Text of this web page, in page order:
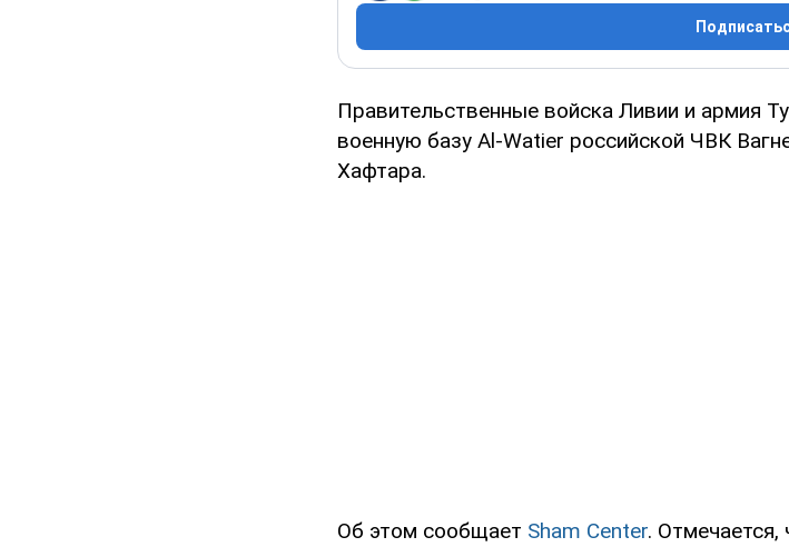
Правительственные войска Ливии и армия
военную базу Al-Watier российской ЧВК
Хафтара.
Об этом сообщает Sham Center.